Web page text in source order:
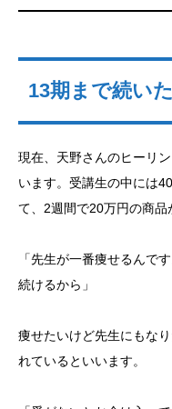
13期まで続い
現在、天野さんのヒーリ
います。受講生の中には
て、2週間で20万円の商品
「先生が一番痩せるんで
続けるから」
痩せたいけど先生にもな
れているといいます。